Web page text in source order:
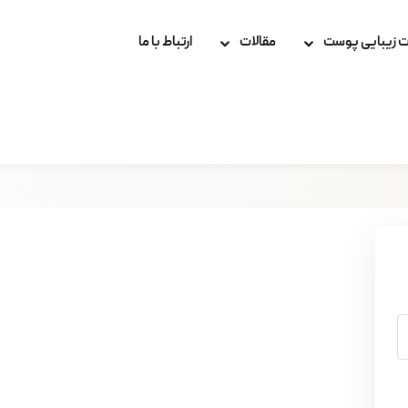
زیبایی پوست مقالات ارتباط با ما